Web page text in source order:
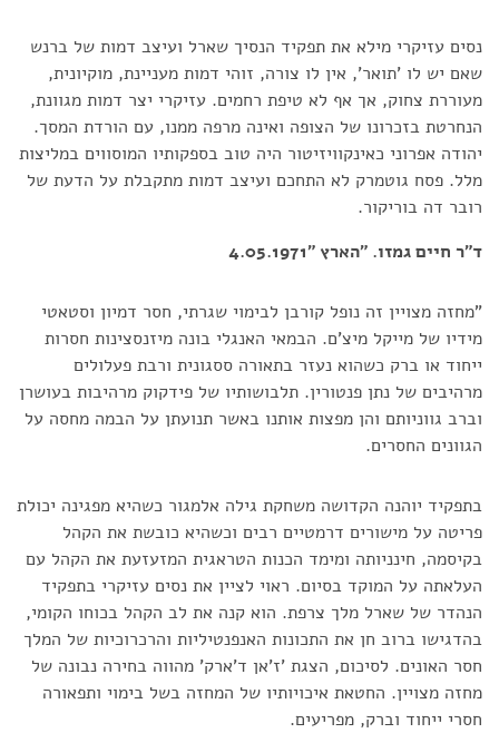
נסים עזיקרי מילא את תפקיד הנסיך שארל ועיצב דמות של ברנש
שאם יש לו 'תואר', אין לו צורה, זוהי דמות מעניינת, מוקיונית,
מעוררת צחוק, אך אף לא טיפת רחמים. עזיקרי יצר דמות מגוונת,
הנחרטת בזכרונו של הצופה ואינה מרפה ממנו, עם הורדת המסך.
יהודה אפרוני כאינקוויזיטור היה טוב בספקותיו המוסווים במליצות
מלל. פסח גוטמרק לא התחכם ועיצב דמות מתקבלת על הדעת של
רובר דה בוריקור.
ד"ר חיים גמזו. "הארץ "4.05.1971
"מחזה מצויין זה נופל קורבן לבימוי שגרתי, חסר דמיון וסטאטי
מידיו של מייקל מיצ'ם. הבמאי האנגלי בונה מיזנסצינות חסרות
ייחוד או ברק כשהוא נעזר בתאורה ססגונית ורבת פעלולים
מרהיבים של נתן פנטורין. תלבושותיו של פידקוק מרהיבות בעושרן
וברב גווניותם והן מפצות אותנו באשר תנועתן על הבמה מחסה על
הגוונים החסרים.
בתפקיד יוהנה הקדושה משחקת גילה אלמגור כשהיא מפגינה יכולת
פריטה על מישורים דרמטיים רבים וכשהיא כובשת את הקהל
בקיסמה, חינניותה ומימד הכנות הטראגית המזעזעת את הקהל עם
העלאתה על המוקד בסיום. ראוי לציין את נסים עזיקרי בתפקיד
הנהדר של שארל מלך צרפת. הוא קנה את לב הקהל בכוחו הקומי,
בהדגישו ברוב חן את התכונות האנפנטיליות והרכרוכיות של המלך
חסר האונים. לסיכום, הצגת 'ז'אן ד'ארק' מהווה בחירה נבונה של
מחזה מצויין. החטאת איכויותיו של המחזה בשל בימוי ותפאורה
חסרי ייחוד וברק, מפריעים.